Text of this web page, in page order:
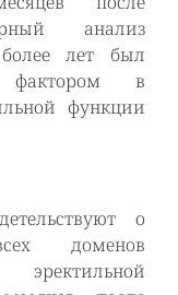
анализ
лет был
фактором в
функции
о
доменов